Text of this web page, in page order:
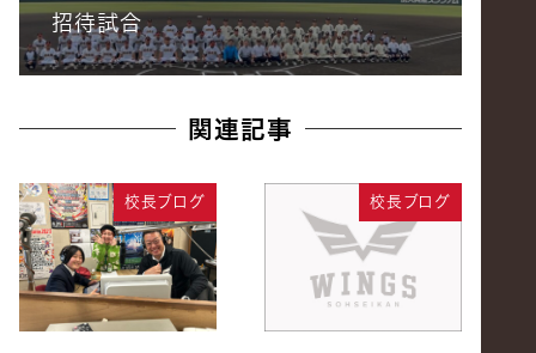
招待試合
関連記事
校長ブログ 校長ブログ